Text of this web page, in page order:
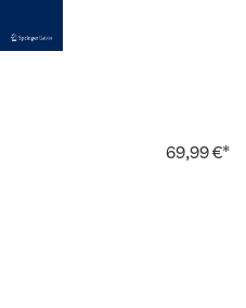
69,99 €*